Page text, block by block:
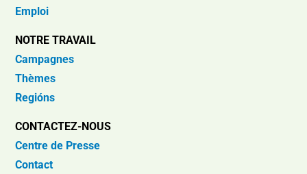
Emploi
NOTRE TRAVAIL
Campagnes
Thèmes
Regións
CONTACTEZ-NOUS
Centre de Presse
Contact